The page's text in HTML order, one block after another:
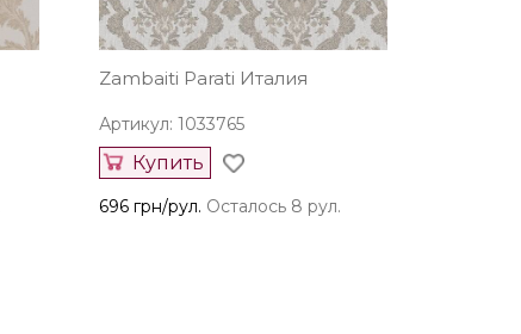
Zambaiti Parati Италия
Артикул: 1033765
Купить
696 грн/рул. Осталось 8 рул.